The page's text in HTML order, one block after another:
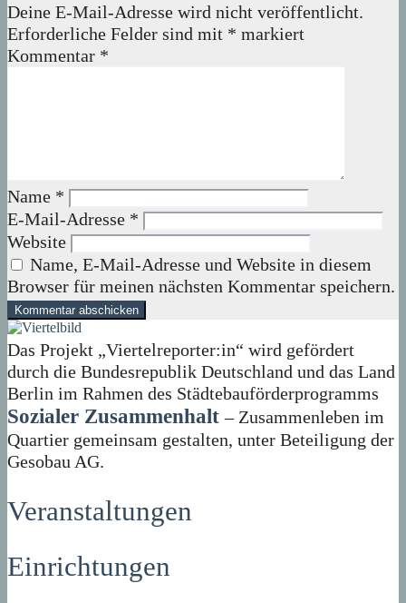
Deine E-Mail-Adresse wird nicht veröffentlicht.
Erforderliche Felder sind mit * markiert
Kommentar *
Name *
E-Mail-Adresse *
Website
Name, E-Mail-Adresse und Website in diesem
Browser für meinen nächsten Kommentar speichern.
Das Projekt „Viertelreporter:in“ wird gefördert
durch die Bundesrepublik Deutschland und das Land
Berlin im Rahmen des Städtebauförderprogramms
Sozialer Zusammenhalt – Zusammenleben im
Quartier gemeinsam gestalten, unter Beteiligung der
Gesobau AG.
Veranstaltungen
Einrichtungen